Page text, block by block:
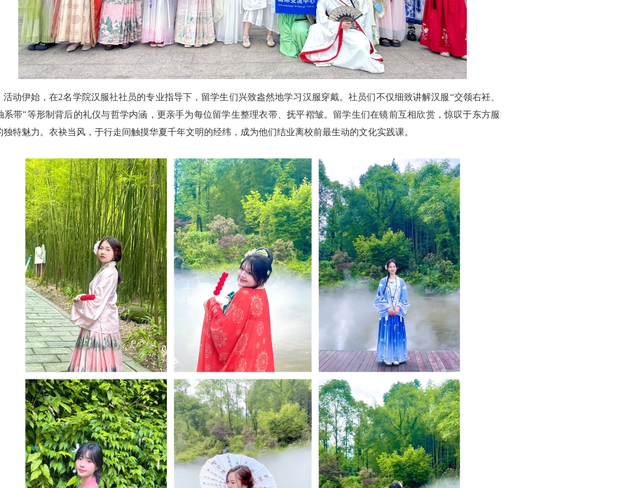
活动伊始，在2名学院汉服社社员的专业指导下，留学生们兴致盎然地学习汉服穿戴。社员们不仅细致讲解汉服“交领右衽、
系带”等形制背后的礼仪与哲学内涵，更亲手为每位留学生整理衣带、抚平褶皱。留学生们在镜前互相欣赏，惊叹于东方服
独特魅力。衣袂当风，于行走间触摸华夏千年文明的经纬，成为他们结业离校前最生动的文化实践课。